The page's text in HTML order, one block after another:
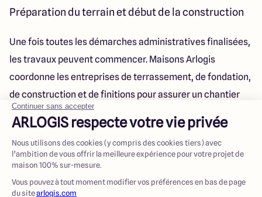
Préparation du terrain et début de la construction
Une fois toutes les démarches administratives finalisées,
les travaux peuvent commencer. Maisons Arlogis
coordonne les entreprises de terrassement, de fondation,
de construction et de finitions pour assurer un chantier
précis et dans les délais. Nous garantissons ainsi la
qualité de la réalisation sur un terrain constructible à
Haubourdinsélectionné avec soin.
Suivi du chantier et livraison